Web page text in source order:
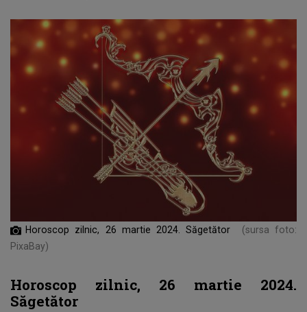
Horoscop zilnic, 26 martie 2024. Săgetător
(sursa foto:
PixaBay)
Horoscop zilnic, 26 martie 2024.
Săgetător